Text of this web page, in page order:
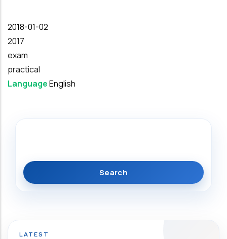
Date
2018-01-02
Year
2017
exam
practical
LanguageEnglish